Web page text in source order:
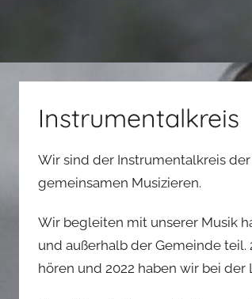
Instrumentalkreis
Wir sind der Instrumentalkreis
gemeinsamen Musizieren.
Wir begleiten mit unserer Musik
und außerhalb der Gemeinde
hören und 2022 haben wir bei